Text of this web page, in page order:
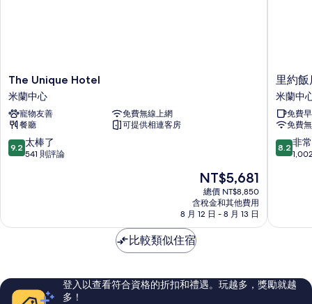
The
Unique
Hotel
米
蘭
中
心
The Unique Hotel
米蘭中心
寵物友善
免費無線上網
餐廳
可提供相連客房
9.2
分，
棒
評
論
9.2 太棒了
541 則評論
現
在
價
格
為
NT$5,681
總價 NT$8,850
含稅金和其他費用
8 月 12 日 - 8 月 13 日
里
約
飯
店
米
蘭
中
里約飯
米蘭中
免費
免費
8.2
分，
常
評
論
8.2 非
比較類似住宿
登入以查看符合資格的折扣和禮遇。玩越多，獎勵就越
多！